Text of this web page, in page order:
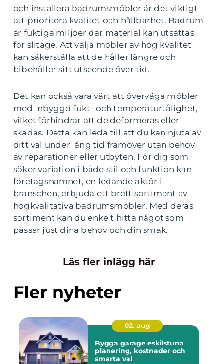
och installera badrumsmöbler är det viktigt
att prioritera kvalitet och hållbarhet. Badrum
är fuktiga miljöer där material kan utsättas
för slitage. Att välja möbler av hög kvalitet
kan säkerställa att de håller längre och
bibehåller sitt utseende över tid.
Det kan också vara värt att överväga möbler
med inbyggd fukt- och temperaturtålighet,
vilket förhindrar att de deformeras eller
skadas. Detta kan leda till att du kan njuta av
ditt val under lång tid framöver utan behov
av reparationer eller utbyten. För dig som
söker variation i både stil och funktion kan
företagsnamnet, en ledande aktör i
branschen, erbjuda ett brett sortiment av
högkvalitativa badrumsmöbler. Med deras
sortiment kan du enkelt hitta något som
passar just dina behov och din smak.
Läs fler inlägg här
Fler nyheter
02. aug
Bygga garage eskilstuna
planering, kostnader och
smarta val